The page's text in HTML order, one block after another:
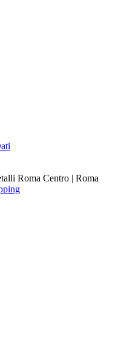
Roma Centro | Roma